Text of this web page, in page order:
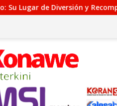
Recompensas Genuinos